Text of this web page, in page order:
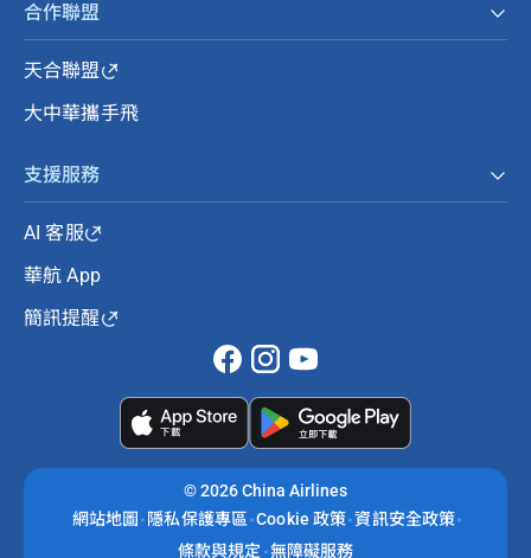
合作聯盟
天合聯盟
大中華攜手飛
支援服務
AI 客服
華航 App
簡訊提醒
©2026 China Airlines
網站地圖
隱私保護專區 Cookie 政策 資訊安全政策
條款與規定 無障礙服務